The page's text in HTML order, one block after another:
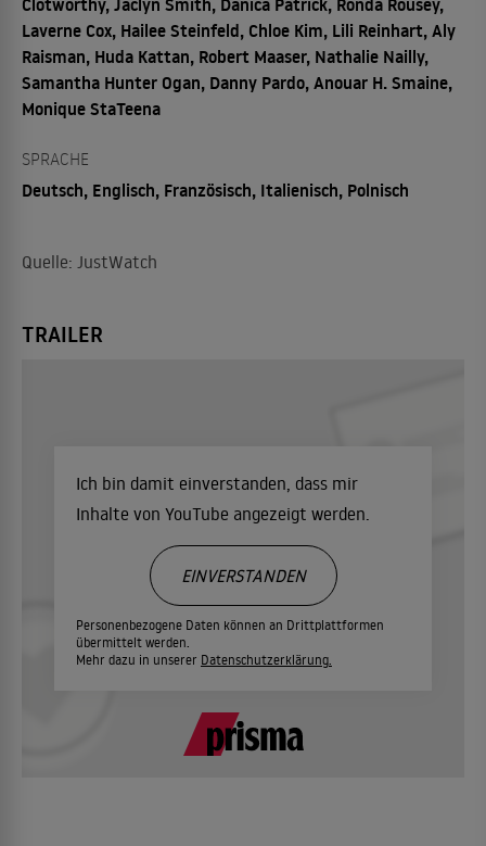
Laverne Cox, Hailee Steinfeld, Chloe Kim, Lili Reinhart, Aly
Raisman, Huda Kattan, Robert Maaser, Nathalie Nailly,
Samantha Hunter Ogan, Danny Pardo, Anouar H. Smaine,
Monique StaTeena
SPRACHE
Deutsch, Englisch, Französisch, Italienisch, Polnisch
Quelle: JustWatch
TRAILER
Ich bin damit einverstanden, dass mir
Inhalte von YouTube angezeigt werden.
Personenbezogene Daten können an Drittplattformen
übermittelt werden.
Mehr dazu in unserer Datenschutzerklärung.
EINVERSTANDEN